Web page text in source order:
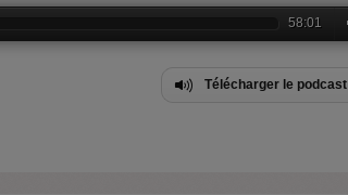
58:01
Télécharger le podcast